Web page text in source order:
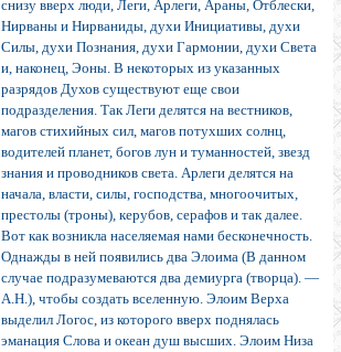
снизу вверх люди, Леги, Арлеги, Араны, Отблески,
Нирваны и Нирваниды, духи Инициативы, духи
Силы, духи Познания, духи Гармонии, духи Света
и, наконец, Эоны. В некоторых из указанных
разрядов Духов существуют еще свои
подразделения. Так Леги делятся на вестников,
магов стихийных сил, магов потухших солнц,
водителей планет, богов лун и туманностей, звезд
знания и проводников света. Арлеги делятся на
начала, власти, силы, господства, многоочитых,
престолы (троны), керубов, серафов и так далее.
Вот как возникла населяемая нами бесконечность.
Однажды в ней появились два Элоима (В данном
случае подразумеваются два демиурга (творца). —
А.Н.), чтобы создать вселенную. Элоим Верха
выделил Логос, из которого вверх поднялась
эманация Слова и океан душ высших. Элоим Низа